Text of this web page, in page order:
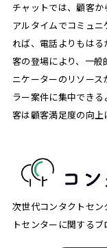
チャットでは、顧客
アルタイムでコミュ
れば、電話よりもは
客の登場により、一
ニケーターのリソー
ラー案件に集中でき
客は顧客満足度の向上
次世代コンタクトセ
トセンターに関するブ